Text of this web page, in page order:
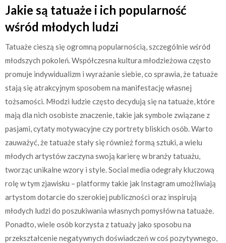
Jakie są tatuaże i ich popularność
wśród młodych ludzi
Tatuaże cieszą się ogromną popularnością, szczególnie wśród
młodszych pokoleń. Współczesna kultura młodzieżowa często
promuje indywidualizm i wyrażanie siebie, co sprawia, że tatuaże
stają się atrakcyjnym sposobem na manifestację własnej
tożsamości. Młodzi ludzie często decydują się na tatuaże, które
mają dla nich osobiste znaczenie, takie jak symbole związane z
pasjami, cytaty motywacyjne czy portrety bliskich osób. Warto
zauważyć, że tatuaże stały się również formą sztuki, a wielu
młodych artystów zaczyna swoją karierę w branży tatuażu,
tworząc unikalne wzory i style. Social media odegrały kluczową
rolę w tym zjawisku – platformy takie jak Instagram umożliwiają
artystom dotarcie do szerokiej publiczności oraz inspirują
młodych ludzi do poszukiwania własnych pomysłów na tatuaże.
Ponadto, wiele osób korzysta z tatuaży jako sposobu na
przekształcenie negatywnych doświadczeń w coś pozytywnego,